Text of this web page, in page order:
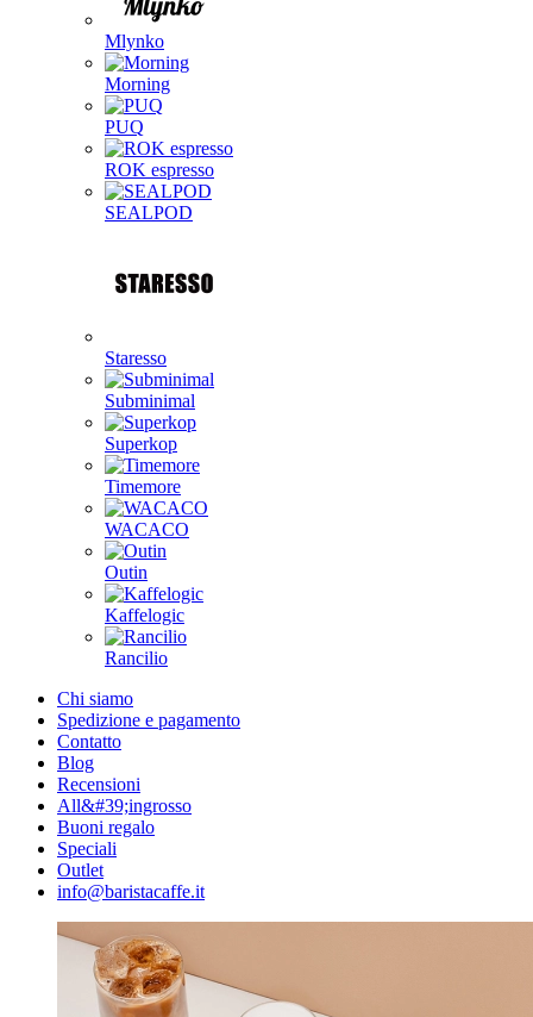
Mlynko
Morning
PUQ
ROK espresso
SEALPOD
Staresso
Subminimal
Superkop
Timemore
WACACO
Outin
Kaffelogic
Rancilio
Chi siamo
Spedizione e pagamento
Contatto
Blog
Recensioni
All&#39;ingrosso
Buoni regalo
Speciali
Outlet
info@baristacaffe.it